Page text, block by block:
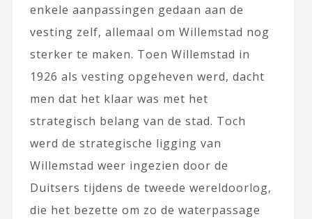
enkele aanpassingen gedaan aan de
vesting zelf, allemaal om Willemstad nog
sterker te maken. Toen Willemstad in
1926 als vesting opgeheven werd, dacht
men dat het klaar was met het
strategisch belang van de stad. Toch
werd de strategische ligging van
Willemstad weer ingezien door de
Duitsers tijdens de tweede wereldoorlog,
die het bezette om zo de waterpassage